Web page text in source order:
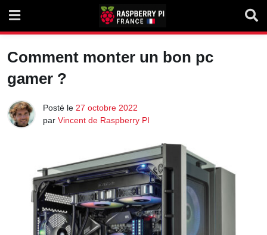
content
Comment monter un bon pc
gamer ?
Posté le 27 octobre 2022
par Vincent de Raspberry PI